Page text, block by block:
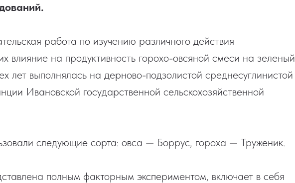
работа по изучению различного действия
влияние на продуктивность горохо-овсяной смеси на зеленый
лет выполнялась на дерново-подзолистой среднесуглинистой
Ивановской государственной сельскохозяйственной
следующие сорта: овса — Боррус, гороха — Труженик.
полным факторным экспериментом, включает в себя